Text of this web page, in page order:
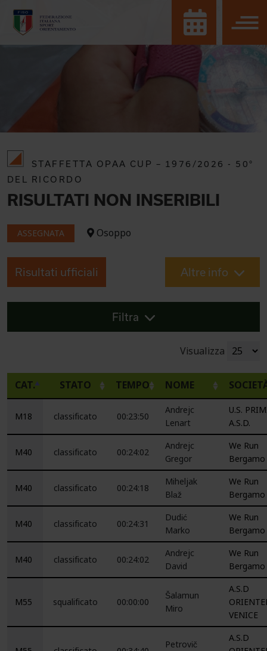
STAFFETTA OPAA CUP – 1976/2026 - 50°
DEL RICORDO
RISULTATI NON INSERIBILI
ASSEGNATA Osoppo
Risultati ufficiali Altre info
Filtra
Visualizza
CAT. STATO TEMPO NOME
M18 classificato 00:23:50
Andrejc
Lenart
U.S.
A.S.D.
M40 classificato 00:24:02
Andrejc
Gregor
We Run
Bergamo
M40 classificato 00:24:18
Miheljak
Blaž
We Run
Bergamo
M40 classificato 00:24:31
Dudić
Marko
We Run
Bergamo
M40 classificato 00:24:02
Andrejc
David
We Run
Bergamo
M55 squalificato 00:00:00
Šalamun
Miro
A.S.D
VENICE
Petrovič
A.S.D